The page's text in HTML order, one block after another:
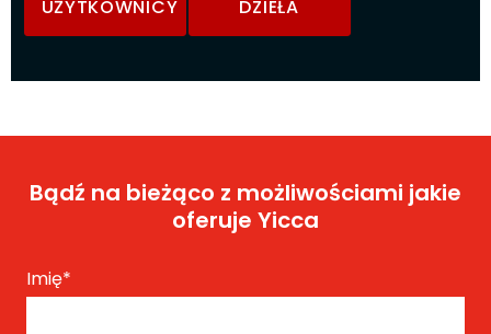
UŻYTKOWNICY DZIEŁA
Bądź na bieżąco z możliwościami jakie
oferuje Yicca
Imię*